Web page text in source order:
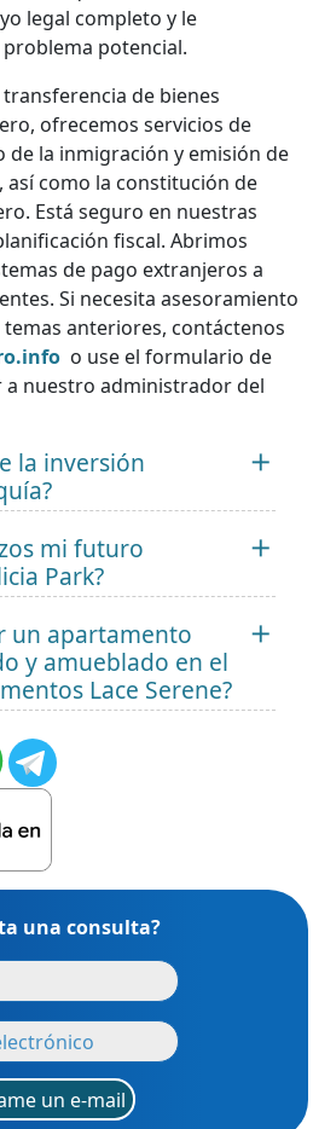
legal completo y le
potencial.
de bienes
ofrecemos servicios de
de la inmigración y emisión de
así como la constitución de
Está seguro en nuestras
fiscal. Abrimos
de pago extranjeros a
Si necesita asesoramiento
anteriores, contáctenos
o use el formulario de
a nuestro administrador del
la inversión
mi futuro
Park?
un apartamento
y amueblado en el
Lace Serene?
una consulta?
un e-mail